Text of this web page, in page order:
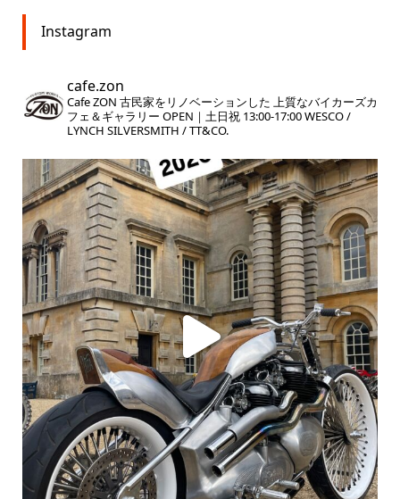
Instagram
cafe.zon
Cafe ZON 古民家をリノベーションした 上質なバイカーズカ
フェ＆ギャラリー OPEN｜土日祝 13:00-17:00WESCO /
LYNCH SILVERSMITH / TT&CO.